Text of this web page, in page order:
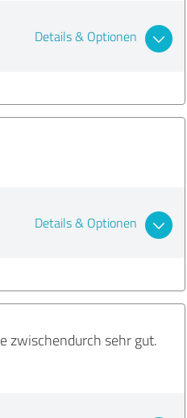
Details & Optionen
Details & Optionen
zwischendurch sehr gut.